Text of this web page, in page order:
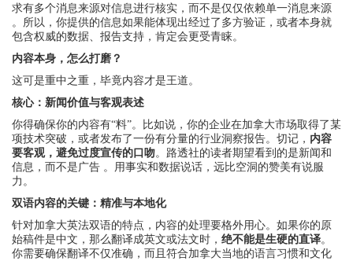
求有多个消息来源对信息进行核实，而不是仅仅依赖单一消息来源
。所以，你提供的信息如果能体现出经过了多方验证，或者本身就
包含权威的数据、报告支持，肯定会更受青睐。
内容本身，怎么打磨？
这可是重中之重，毕竟内容才是王道。
核心：新闻价值与客观表述
你得确保你的内容有“料”。比如说，你的企业在加拿大市场取得了某
项技术突破，或者发布了一份有分量的行业洞察报告。切记， 内容
要客观，避免过度宣传的口吻。路透社的读者期望看到的是新闻和
信息，而不是广告 。用事实和数据说话，远比空洞的赞美有说服
力。
双语内容的关键：精准与本地化
针对加拿大英法双语的特点，内容的处理要格外用心。如果你的原
始稿件是中文，那么翻译成英文或法文时， 绝不能是生硬的直译。
你需要确保翻译不仅准确，而且符合加拿大当地的语言习惯和文化